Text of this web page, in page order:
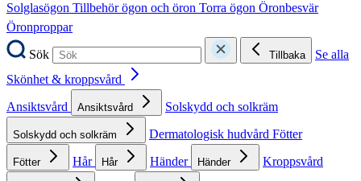
Solglasögon Tillbehör ögon och öron Torra ögon Öronbesvär
Öronproppar
Sök
Tillbaka
Se alla
Skönhet & kroppsvård
Ansiktsvård
Ansiktsvård Solskydd och solkräm
Solskydd och solkräm Dermatologisk hudvård Fötter
Fötter Hår Hår Händer Händer Kroppsvård